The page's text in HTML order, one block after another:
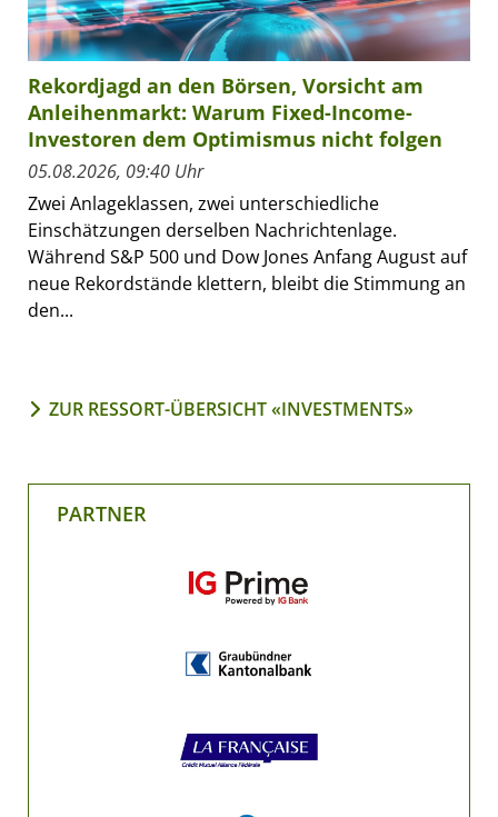
Rekordjagd an den Börsen, Vorsicht am
Anleihenmarkt: Warum Fixed-Income-
Investoren dem Optimismus nicht folgen
05.08.2026, 09:40 Uhr
Zwei Anlageklassen, zwei unterschiedliche
Einschätzungen derselben Nachrichtenlage.
Während S&P 500 und Dow Jones Anfang August auf
neue Rekordstände klettern, bleibt die Stimmung an
den...
ZUR RESSORT-ÜBERSICHT «INVESTMENTS»
PARTNER